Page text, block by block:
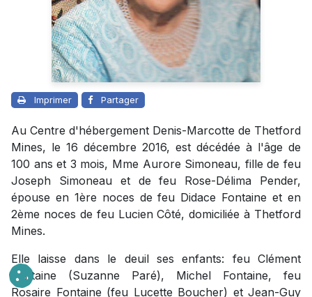
Imprimer Partager
Au Centre d'hébergement Denis-Marcotte de Thetford
Mines, le 16 décembre 2016, est décédée à l'âge de
100 ans et 3 mois, Mme Aurore Simoneau, fille de feu
Joseph Simoneau et de feu Rose-Délima Pender,
épouse en 1ère noces de feu Didace Fontaine et en
2ème noces de feu Lucien Côté, domiciliée à Thetford
Mines.
Elle laisse dans le deuil ses enfants: feu Clément
Fontaine (Suzanne Paré), Michel Fontaine, feu
Rosaire Fontaine (feu Lucette Boucher) et Jean-Guy